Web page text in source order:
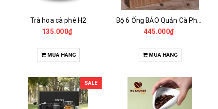
Trà hoa cà phê H2
135.000₫
MUA HÀNG
445.000₫
MUA HÀNG
SALE